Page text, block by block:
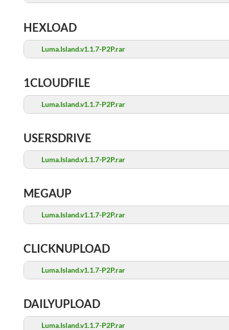
HEXLOAD
Luma.Island.v1.1.7-P2P.rar
1CLOUDFILE
Luma.Island.v1.1.7-P2P.rar
USERSDRIVE
Luma.Island.v1.1.7-P2P.rar
MEGAUP
Luma.Island.v1.1.7-P2P.rar
CLICKNUPLOAD
Luma.Island.v1.1.7-P2P.rar
DAILYUPLOAD
Luma.Island.v1.1.7-P2P.rar